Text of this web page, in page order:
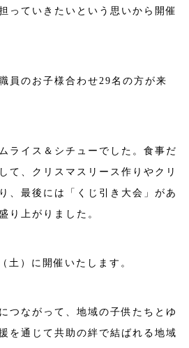
っていきたいという思いから開催
員のお子様合わせ29名の方が来
ライス＆シチューでした。食事だ
て、クリスマスリース作りやクリ
、最後には「くじ引き大会」があ
り上がりました。
土）に開催いたします。
つながって、地域の子供たちとゆ
を通じて共助の絆で結ばれる地域